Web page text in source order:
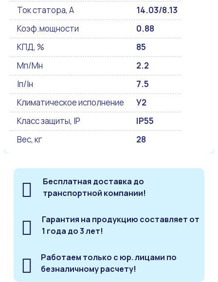
Ток статора, А
14.03/8.13
Коэф.мощности
0.88
КПД, %
85
Мп/Мн
2.2
Iп/Iн
7.5
Климатическое исполнение
У2
Класс защиты, IP
IP55
Вес, кг
28
Бесплатная доставка до
транспортной компании!
Гарантия на продукцию составляет от
1 года до 3 лет!
Работаем только с юр. лицами по
безналичному расчету!